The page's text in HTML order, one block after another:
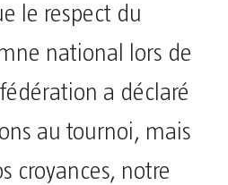
le respect du
national lors de
a déclaré
au tournoi, mais
croyances, notre